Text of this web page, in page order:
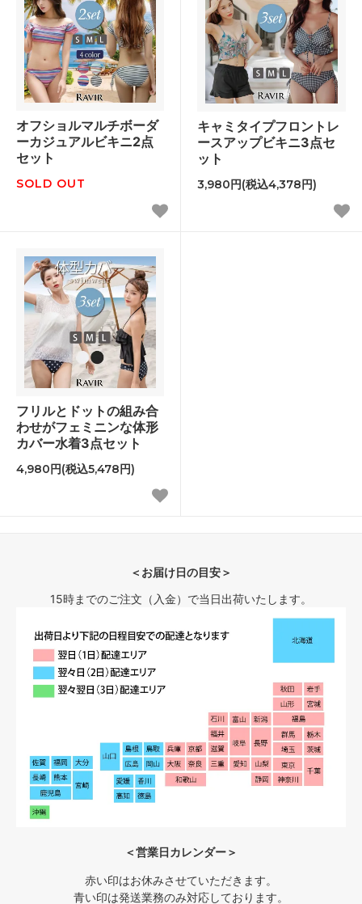
オフショルマルチボーダ
ーカジュアルビキニ2点
セット
SOLD OUT
キャミタイプフロントレ
ースアップビキニ3点セ
ット
3,980円(税込4,378円)
フリルとドットの組み合
わせがフェミニンな体形
カバー水着3点セット
4,980円(税込5,478円)
＜お届け日の目安＞
15時までのご注文（入金）で当日出荷いたします。
＜営業日カレンダー＞
赤い印はお休みさせていただきます。
青い印は発送業務のみ対応しております。